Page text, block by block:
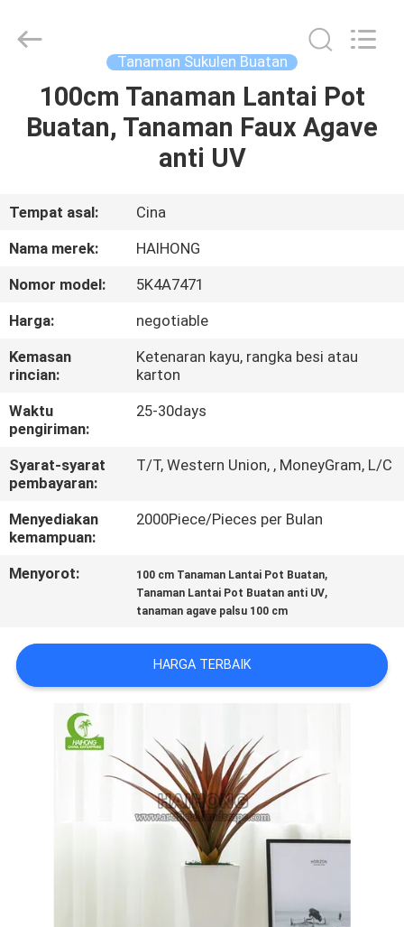
RUMAH
VIDEO
KAMI
TUR
PABRIK
KONTROL
KUALITAS
HUBUNGI
KAMI
KASUS
MINTA
PENAWARAN
Crafts
Factory.
Developed
Tanaman Sukulen Buatan
100cm Tanaman Lantai Pot
Buatan, Tanaman Faux Agave
anti UV
Tempat asal:
Cina
Nama merek:
HAIHONG
Nomor model:
5K4A7471
Harga:
negotiable
Kemasan
rincian:
Ketenaran kayu, rangka besi atau
karton
Waktu
pengiriman:
25-30days
Syarat-syarat
pembayaran:
T/T, Western Union, , MoneyGram, L/C
Menyediakan
kemampuan:
2000Piece/Pieces per Bulan
Menyorot: 100 cm Tanaman Lantai Pot Buatan,
Tanaman Lantai Pot Buatan anti UV,
tanaman agave palsu 100 cm
HARGA TERBAIK